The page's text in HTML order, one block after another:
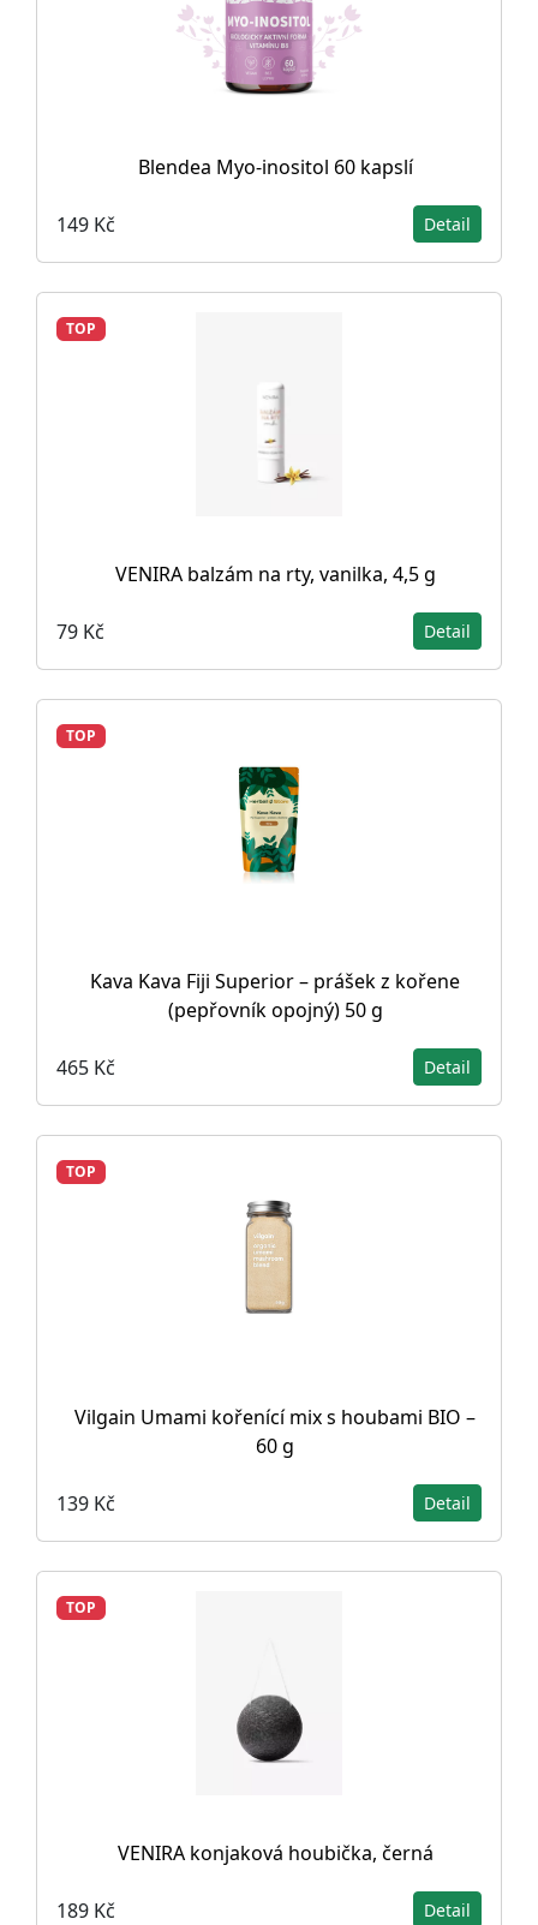
Blendea Myo-inositol 60 kapslí
149 Kč Detail
TOP
VENIRA balzám na rty, vanilka, 4,5 g
79 Kč Detail
TOP
Kava Kava Fiji Superior – prášek z kořene
(pepřovník opojný) 50 g
465 Kč Detail
TOP
Vilgain Umami kořenící mix s houbami BIO –
60 g
139 Kč Detail
TOP
VENIRA konjaková houbička, černá
189 Kč Detail